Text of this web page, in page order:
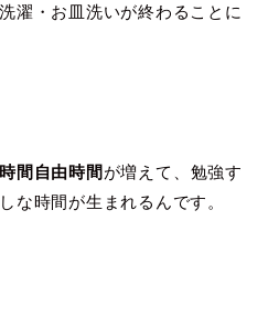
濯・お皿洗いが終わることに
間自由時間 が増えて、勉強す
な時間が生まれるんです。